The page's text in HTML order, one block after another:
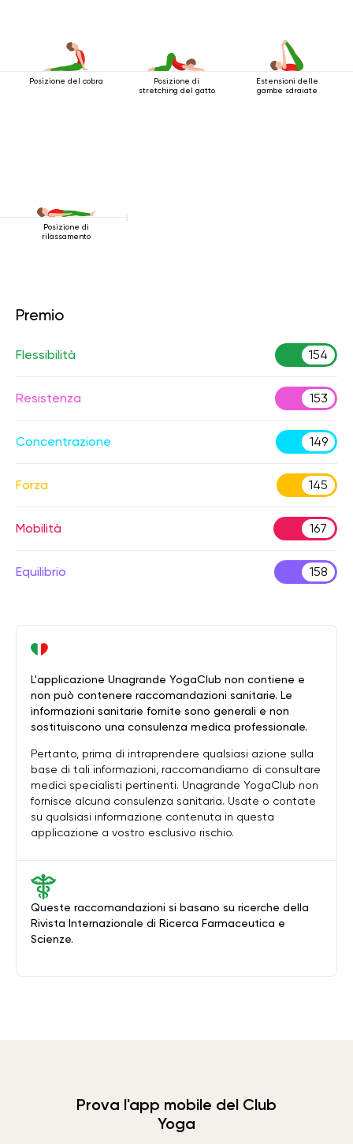
Posizione del cobra
Posizione di
stretching del gatto
Estensioni delle
gambe sdraiate
Posizione di
rilassamento
Premio
Flessibilità 154
Resistenza 153
Concentrazione 149
Forza 145
Mobilità 167
Equilibrio 158
Queste raccomandazioni si basano su ricerche della
Rivista Internazionale di Ricerca Farmaceutica e
Scienze.
L'applicazione Unagrande YogaClub non contiene e
non può contenere raccomandazioni sanitarie. Le
informazioni sanitarie fornite sono generali e non
sostituiscono una consulenza medica professionale.
Pertanto, prima di intraprendere qualsiasi azione sulla
base di tali informazioni, raccomandiamo di consultare
medici specialisti pertinenti. Unagrande YogaClub non
fornisce alcuna consulenza sanitaria. Usate o contate
su qualsiasi informazione contenuta in questa
applicazione a vostro esclusivo rischio.
Prova l'app mobile del Club
Yoga